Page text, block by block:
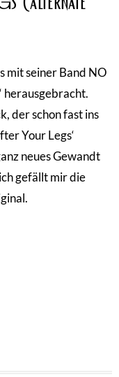
mit seiner Band NO
herausgebracht.
der schon fast ins
Your Legs‘
neues Gewandt
gefällt mir die